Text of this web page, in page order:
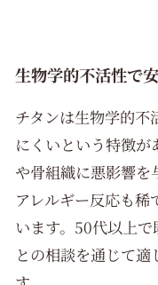
生物学的不活性で
チタンは生物学的不
にくいという特徴が
や骨組織に悪影響を
アレルギー反応も
います。50代以上
との相談を通じて